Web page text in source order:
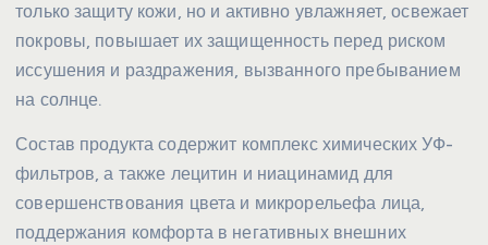
только защиту кожи, но и активно увлажняет, освежает
покровы, повышает их защищенность перед риском
иссушения и раздражения, вызванного пребыванием
на солнце.
Состав продукта содержит комплекс химических УФ-
фильтров, а также лецитин и ниацинамид для
совершенствования цвета и микрорельефа лица,
поддержания комфорта в негативных внешних